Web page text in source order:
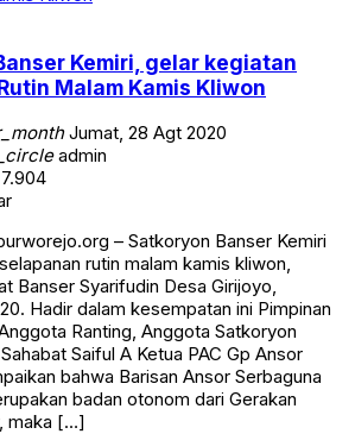
Kemiri, gelar kegiatan
Malam Kamis Kliwon
Jumat, 28 Agt 2020
admin
– Satkoryon Banser Kemiri
rutin malam kamis kliwon,
Banser Syarifudin Desa Girijoyo,
Hadir dalam kesempatan ini Pimpinan
Ranting, Anggota Satkoryon
Saiful A Ketua PAC Gp Ansor
bahwa Barisan Ansor Serbaguna
badan otonom dari Gerakan
maka […]